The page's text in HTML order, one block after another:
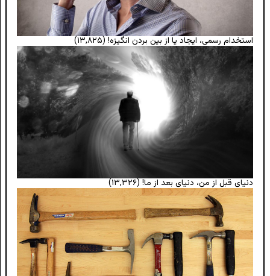
استخدام رسمی، ایجاد یا از بین بردن انگیزه!(۱۳,۸۲۵)
دنیای قبل از من، دنیای بعد از ما! (۱۳,۳۲۶)